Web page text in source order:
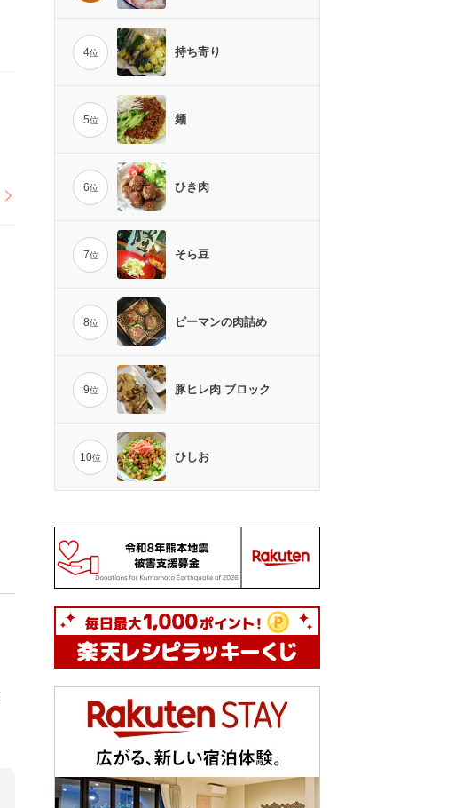
4位 持ち寄り
5位 麺
6位 ひき肉
7位 そら豆
8位 ピーマンの肉詰め
9位 豚ヒレ肉 ブロック
10位 ひしお